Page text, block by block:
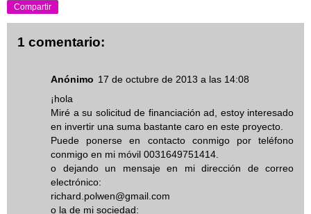
Compartir
1 comentario:
Anónimo 17 de octubre de 2013 a las 14:08
¡hola
Miré a su solicitud de financiación ad, estoy interesado
en invertir una suma bastante caro en este proyecto.
Puede ponerse en contacto conmigo por teléfono
conmigo en mi móvil 0031649751414.
o dejando un mensaje en mi dirección de correo
electrónico:
richard.polwen@gmail.com
o la de mi sociedad: